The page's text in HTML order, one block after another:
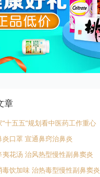
章
“十五五”规划看中医药工作重心
炎口罩 宣通鼻窍治鼻炎
夷花汤 治风热型慢性副鼻窦炎
毒饮加味 治热毒型慢性副鼻窦炎